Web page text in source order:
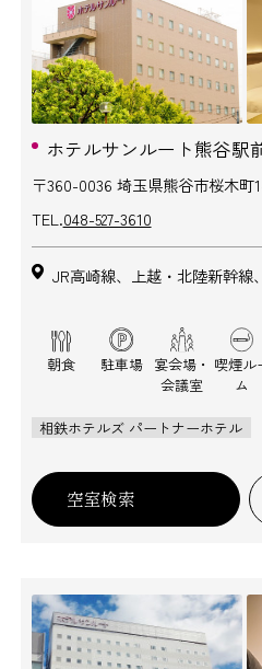
ホテルサンルート熊谷駅
〒360-0036 埼玉県熊谷市桜木町
TEL.048-527-3610
JR高崎線、上越・北陸新幹線
朝食 駐車場 宴会場・
会議室
喫煙ル
ム
相鉄ホテルズ パートナーホテル
空室検索